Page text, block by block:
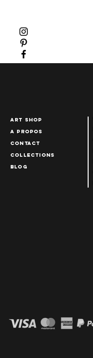
art Shop
A propos
Contact
collections
blog